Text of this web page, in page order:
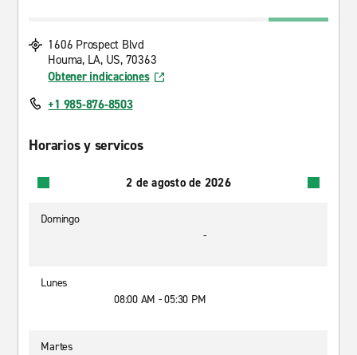
1606 Prospect Blvd
Houma, LA, US, 70363
Obtener indicaciones
+1 985-876-8503
Horarios y servicos
2 de agosto de 2026
Domingo
-
Lunes
08:00 AM - 05:30 PM
Martes